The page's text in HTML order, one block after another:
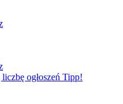
ogłoszeń Tipp!